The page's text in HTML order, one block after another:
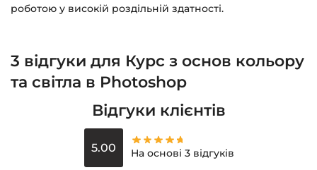
роботою у високій роздільній здатності.
3 відгуки для Курс з основ кольору
та світла в Photoshop
Відгуки клієнтів
5.00 На основі 3 відгуків